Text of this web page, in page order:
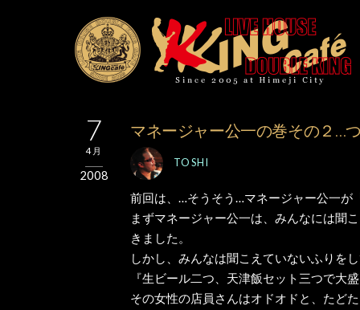
7
4月
2008
マネージャー公一の巻その２…
TOSHI
前回は、…そうそう…マネージャー公一が
まずマネージャー公一は、みんなには聞
きました。
しかし、みんなは聞こえていないふりをし
『生ビール二つ、天津飯セット三つで大
その女性の店員さんはオドオドと、たどた